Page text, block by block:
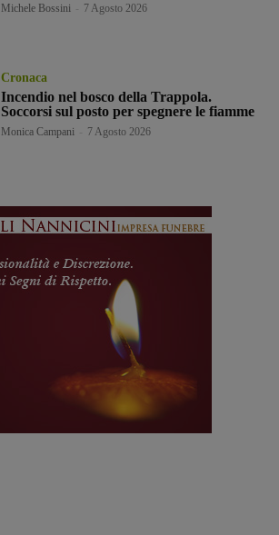
Michele Bossini 7 Agosto 2026
Cronaca
Incendio nel bosco della Trappola.
Soccorsi sul posto per spegnere le fiamme
Monica Campani 7 Agosto 2026